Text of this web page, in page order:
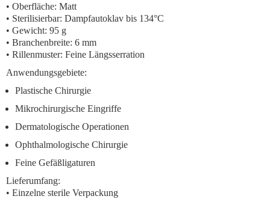
• Oberfläche: Matt
• Sterilisierbar: Dampfautoklav bis 134°C
• Gewicht: 95 g
• Branchenbreite: 6 mm
• Rillenmuster: Feine Längsserration
Anwendungsgebiete:
Plastische Chirurgie
Mikrochirurgische Eingriffe
Dermatologische Operationen
Ophthalmologische Chirurgie
Feine Gefäßligaturen
Lieferumfang:
• Einzelne sterile Verpackung